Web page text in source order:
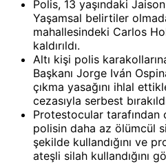
Polis, 13 yaşındaki
Yaşamsal belirtiler
mahallesindeki Carlos
kaldırıldı.
Altı kişi polis
Başkanı Jorge Iván
çıkma yasağını ihlal
cezasıyla serbest
Protestocular tarafından
polisin daha az ölümcül
şekilde kullandığını ve
ateşli silah kullandığını